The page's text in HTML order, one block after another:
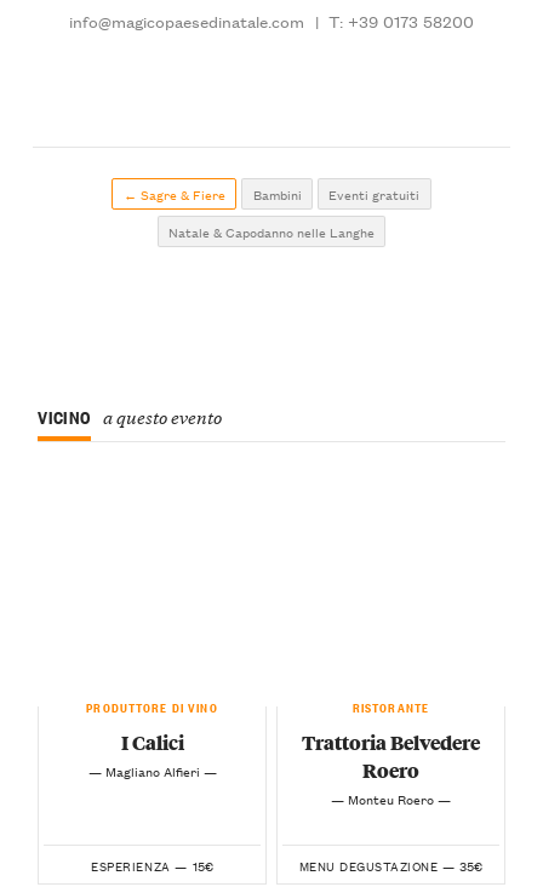
info@magicopaesedinatale.com | T: +39 0173 58200
← Sagre & Fiere Bambini
Eventi gratuiti
Natale & Capodanno nelle Langhe
VICINO a questo evento
PRODUTTORE DI VINO
I Calici
— Magliano Alfieri —
ESPERIENZA — 15€
RISTORANTE
Trattoria Belvedere
Roero
— Monteu Roero —
MENU DEGUSTAZIONE — 35€